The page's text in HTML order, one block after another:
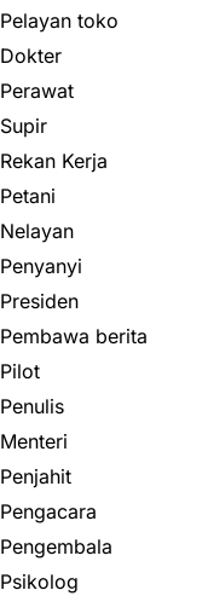
Pelayan toko
Dokter
Perawat
Supir
Rekan Kerja
Petani
Nelayan
Penyanyi
Presiden
Pembawa berita
Pilot
Penulis
Menteri
Penjahit
Pengacara
Pengembala
Psikolog